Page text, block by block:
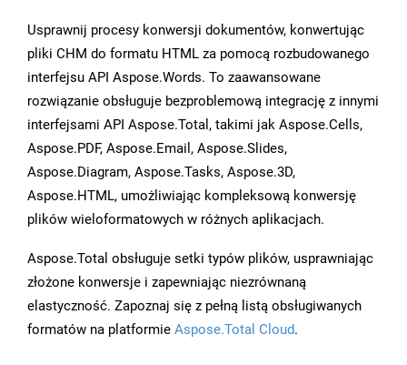
Usprawnij procesy konwersji dokumentów, konwertując
pliki CHM do formatu HTML za pomocą rozbudowanego
interfejsu API Aspose.Words. To zaawansowane
rozwiązanie obsługuje bezproblemową integrację z innymi
interfejsami API Aspose.Total, takimi jak Aspose.Cells,
Aspose.PDF, Aspose.Email, Aspose.Slides,
Aspose.Diagram, Aspose.Tasks, Aspose.3D,
Aspose.HTML, umożliwiając kompleksową konwersję
plików wieloformatowych w różnych aplikacjach.
Aspose.Total obsługuje setki typów plików, usprawniając
złożone konwersje i zapewniając niezrównaną
elastyczność. Zapoznaj się z pełną listą obsługiwanych
formatów na platformie Aspose.Total Cloud.